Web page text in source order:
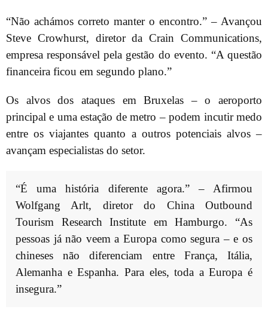
“Não achámos correto manter o encontro.” – Avançou
Steve Crowhurst, diretor da Crain Communications,
empresa responsável pela gestão do evento. “A questão
financeira ficou em segundo plano.”
Os alvos dos ataques em Bruxelas – o aeroporto
principal e uma estação de metro – podem incutir medo
entre os viajantes quanto a outros potenciais alvos –
avançam especialistas do setor.
“É uma história diferente agora.” – Afirmou
Wolfgang Arlt, diretor do China Outbound
Tourism Research Institute em Hamburgo. “As
pessoas já não veem a Europa como segura – e os
chineses não diferenciam entre França, Itália,
Alemanha e Espanha. Para eles, toda a Europa é
insegura.”